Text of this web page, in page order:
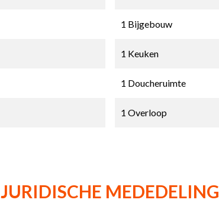
1 Bijgebouw
1 Keuken
1 Doucheruimte
1 Overloop
JURIDISCHE MEDEDELING